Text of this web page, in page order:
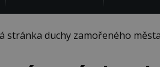
stránka duchy zamořeného města